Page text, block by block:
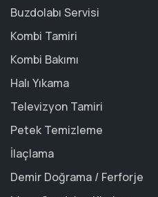
Buzdolabı Servisi
Kombi Tamiri
Kombi Bakımı
Halı Yıkama
Televizyon Tamiri
Petek Temizleme
İlaçlama
Demir Doğrama / Ferforje